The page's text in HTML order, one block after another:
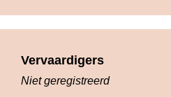
Vervaardigers
Niet geregistreerd